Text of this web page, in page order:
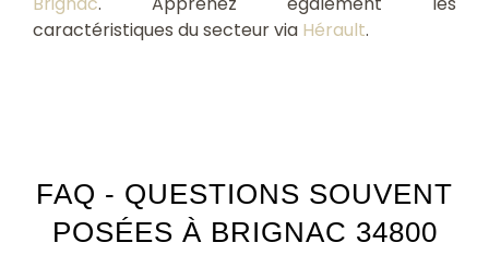
caractéristiques du secteur via Hérault.
FAQ - QUESTIONS SOUVENT
POSÉES À BRIGNAC 34800